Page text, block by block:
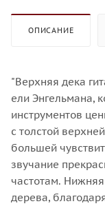
ОПИСАНИЕ
"Верхняя дека
ели Энгельмана,
инструментов
с толстой
большей
звучание
частотам.
дерева,